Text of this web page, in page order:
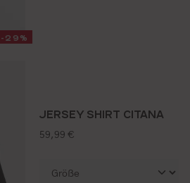
-29%
JERSEY SHIRT CITANA
regulärer preis:
59,99 €